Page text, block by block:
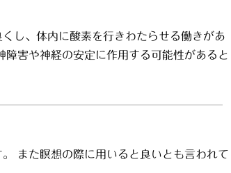
し、体内に酸素を行きわたらせる働きがあ
害や神経の安定に作用する可能性があると
また瞑想の際に用いると良いとも言われて